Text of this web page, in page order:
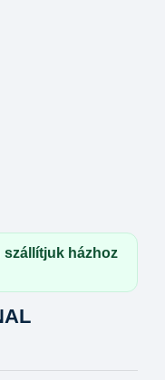
szállítjuk házhoz